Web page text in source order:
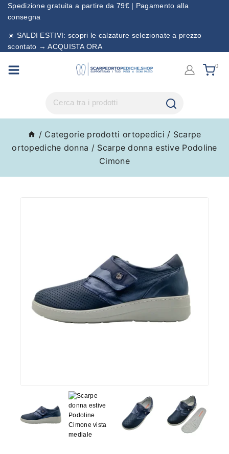
Spedizione gratuita a partire da 79€ | Pagamento alla
consegna
☀️ SALDI ESTIVI: scopri le calzature selezionate a prezzo
scontato → ACQUISTA ORA
0
/ Categorie prodotti ortopedici / Scarpe
ortopediche donna / Scarpe donna estive Podoline
Cimone